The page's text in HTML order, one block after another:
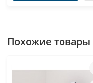
Похожие товары